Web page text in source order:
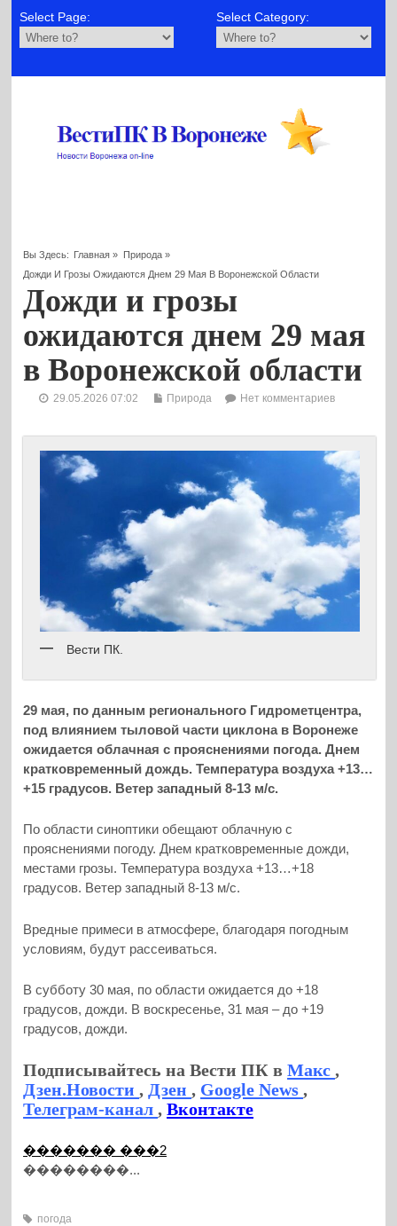
Select Page: Select Category:
Вы Здесь: Главная » Природа»
Дожди И Грозы Ожидаются Днем 29 Мая В Воронежской Области
Дожди и грозы
ожидаются днем 29 мая
в Воронежской области
29.05.2026 07:02 Природа Нет комментариев
Вести ПК.
29 мая, по данным регионального Гидрометцентра,
под влиянием тыловой части циклона в Воронеже
ожидается облачная с прояснениями погода. Днем
кратковременный дождь. Температура воздуха +13…
+15 градусов. Ветер западный 8-13 м/с.
По области синоптики обещают облачную с
прояснениями погоду. Днем кратковременные дожди,
местами грозы. Температура воздуха +13…+18
градусов. Ветер западный 8-13 м/с.
Вредные примеси в атмосфере, благодаря погодным
условиям, будут рассеиваться.
В субботу 30 мая, по области ожидается до +18
градусов, дожди. В воскресенье, 31 мая – до +19
градусов, дожди.
Подписывайтесь на Вести ПК вМакс,
Дзен.Новости,Дзен, Google News,
Телеграм-канал,Вконтакте
������� ���2
��������...
погода